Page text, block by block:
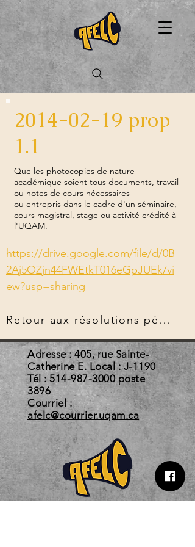
2014-02-19 prop
1.1
Que les photocopies de nature
académique soient tous documents, travail
ou notes de cours nécessaires
ou entrepris dans le cadre d'un séminaire,
cours magistral, stage ou activité crédité à
l'UQAM.
https://drive.google.com/file/d/0B
2Aj5OZjn44FWEtkT016eGpJUEk/vi
ew?usp=sharing
Retour aux résolutions pérennes
Adresse : 405, rue Sainte-
Catherine E. Local : J-1190
Tél :514-987-3000poste
3896
Courriel :
afelc@courrier.uqam.ca